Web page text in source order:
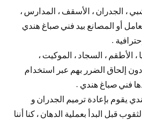
، الجدران ، الأسقف ، المدارس ،
أو المصانع بيد فني صباغ هندي
.
، الأطقم ، السجاد ، الموكيت ،
إلحاق الضرر بهم عبر استخدام
فني صباغ هندي .
يقوم بإعادة ترميم الجدران و
قبل البدأ بعملية الدهان ، كنا أننا